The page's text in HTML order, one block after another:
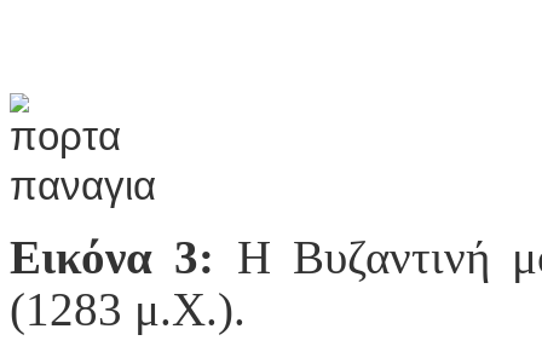
Εικόνα 3: Η Βυζαντινή
(1283 μ.Χ.).